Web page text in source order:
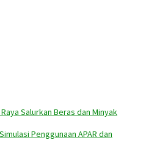
Salurkan Beras dan Minyak
Penggunaan APAR dan